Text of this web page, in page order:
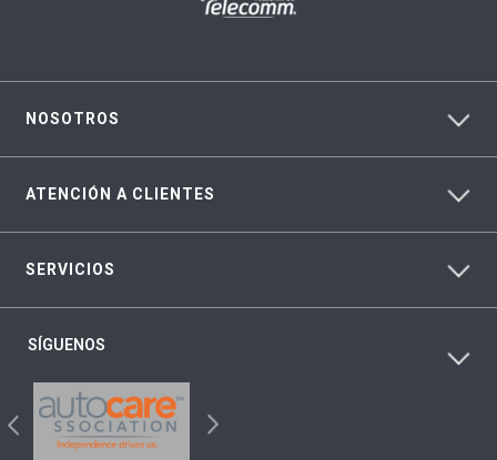
NOSOTROS
ATENCIÓN A CLIENTES
SERVICIOS
SÍGUENOS